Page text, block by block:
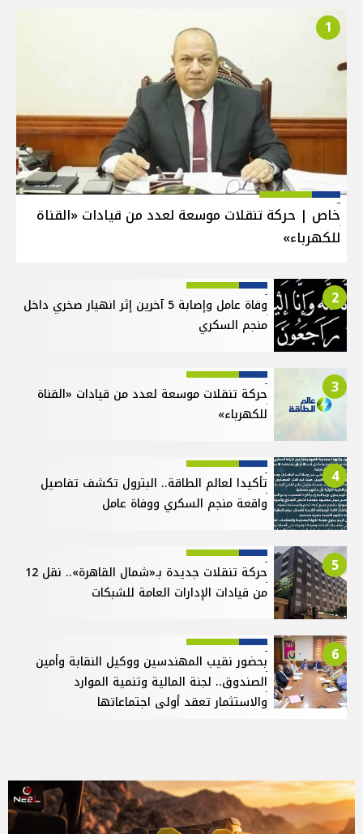
1
خاص | حركة تنقلات موسعة لعدد من قيادات «القناة
للكهرباء»
2
وفاة عامل وإصابة 5 آخرين إثر انهيار صخري داخل
منجم السكري
3
حركة تنقلات موسعة لعدد من قيادات «القناة
للكهرباء»
4
تأكيدا لعالم الطاقة.. البترول تكشف تفاصيل
واقعة منجم السكري ووفاة عامل
5
حركة تنقلات جديدة بـ«شمال القاهرة».. نقل 12
من قيادات الإدارات العامة للشبكات
6
بحضور نقيب المهندسين ووكيل النقابة وأمين
الصندوق.. لجنة المالية وتنمية الموارد
والاستثمار تعقد أولى اجتماعاتها